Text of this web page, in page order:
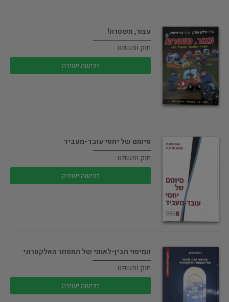
עצור, משטרה!
חוק ומשפט
רכישה ישירה
סיומם של יחסי עובד-מעביד
חוק ומשפט
רכישה ישירה
המיסוי הבין-לאומי של המסחר האלקטרוני
חוק ומשפט
רכישה ישירה